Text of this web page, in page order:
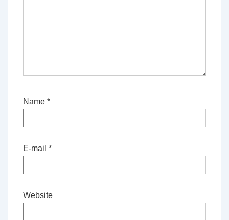
Name *
E-mail *
Website